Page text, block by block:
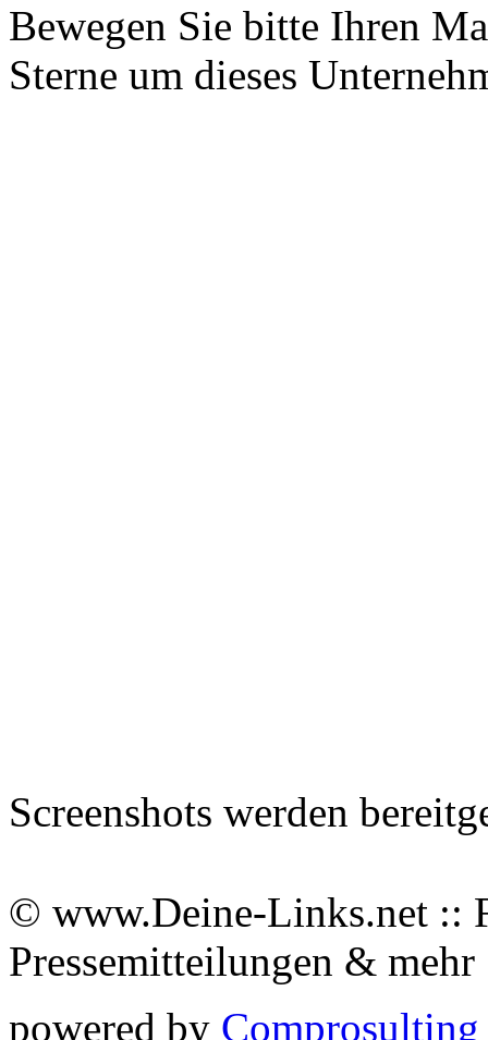
Bewegen Sie bitte Ihren
Sterne um dieses
Screenshots werden
© www.Deine-Links.net ::
Pressemitteilungen &
powered by Comprosulting